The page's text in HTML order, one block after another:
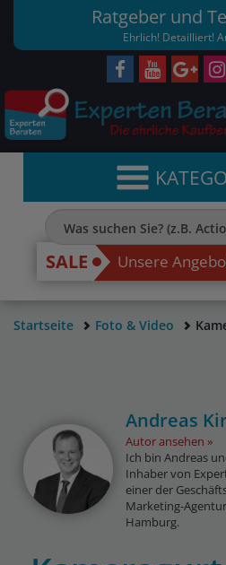
Ratgeber und
Ehrlich! Detailliert!
SALE Unsere
Startseite Foto & Video
Andreas
Autor ansehen
Ich bin Andreas
Inhaber von
einer der
Marketing-
Hamburg.